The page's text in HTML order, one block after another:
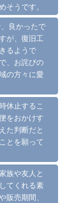
そうです。
良かったで
が、復旧工
るようで
、お詫びの
の方々に愛
休止するこ
をおかけす
た判断だと
とを願って
族や友人と
てくれる素
販売期間、